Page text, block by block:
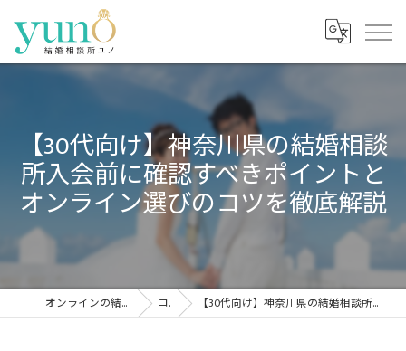
【30代向け】神奈川県の結婚相談
所入会前に確認すべきポイントと
オンライン選びのコツを徹底解説
オンラインの結婚相談所なら結婚相談所ユノ コラム 【30代向け】神奈川県の結婚相談所入会前に確認すべきポイントとオンライン選びのコツを徹底解説